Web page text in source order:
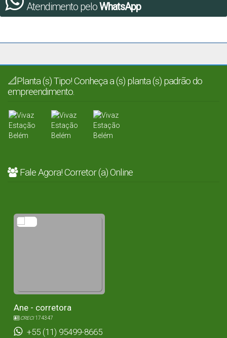
Atendimento peloWhatsApp
📐Planta (s) Tipo! Conheça a (s) planta (s) padrão do
empreendimento.
Fale Agora! Corretor (a) Online
Ane - corretora
CRECI174347
+55 (11) 95499-8665